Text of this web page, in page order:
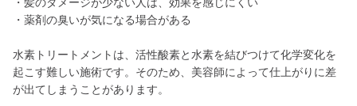
・髪のダメージが少ない人は、効果を感じにくい
・薬剤の臭いが気になる場合がある
水素トリートメントは、活性酸素と水素を結びつけて化学変化を
起こす難しい施術です。そのため、美容師によって仕上がりに差
が出てしまうことがあります。